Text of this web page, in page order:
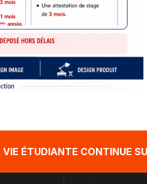
VIE ÉTUDIANTE CONTINUE